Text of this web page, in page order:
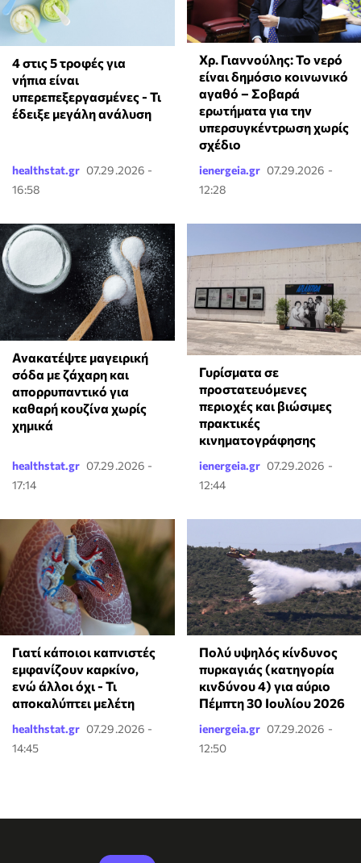
4 στις 5 τροφές για
νήπια είναι
υπερεπεξεργασμένες - Τι
έδειξε μεγάλη ανάλυση
healthstat.gr 07.29.2026 -
16:58
Χρ. Γιαννούλης: Το νερό
είναι δημόσιο κοινωνικό
αγαθό – Σοβαρά
ερωτήματα για την
υπερσυγκέντρωση χωρίς
σχέδιο
ienergeia.gr 07.29.2026 -
12:28
Ανακατέψτε μαγειρική
σόδα με ζάχαρη και
απορρυπαντικό για
καθαρή κουζίνα χωρίς
χημικά
healthstat.gr 07.29.2026 -
17:14
Γυρίσματα σε
προστατευόμενες
περιοχές και βιώσιμες
πρακτικές
κινηματογράφησης
ienergeia.gr 07.29.2026 -
12:44
Γιατί κάποιοι καπνιστές
εμφανίζουν καρκίνο,
ενώ άλλοι όχι - Τι
αποκαλύπτει μελέτη
healthstat.gr 07.29.2026 -
14:45
Πολύ υψηλός κίνδυνος
πυρκαγιάς (κατηγορία
κινδύνου 4) για αύριο
Πέμπτη 30 Ιουλίου 2026
ienergeia.gr 07.29.2026 -
12:50